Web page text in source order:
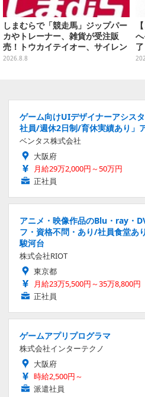
しまむらで「競走馬」ジップパー
カやトレーナー、雑貨が受注販
売！トウカイテイオー、サイレン
ススズカなど名馬をデザイン
2026.8.8
ゲーム向けUIデザイナーアシス
社員/週休2日制/育休実績あり」
ベンタス株式会社
大阪府
月給29万2,000円～50万円
正社員
アニメ・映像作品のBlu・ray・
フ・資格不問・あり/社員食堂あ
駿河台
株式会社RIOT
東京都
月給23万5,500円～35万8,800円
正社員
ゲームアプリプログラマ
株式会社インターテクノ
大阪府
時給2,500円～
派遣社員